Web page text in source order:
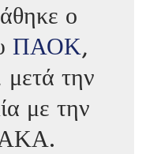
ο
ΠΑΟΚ,
την
με την